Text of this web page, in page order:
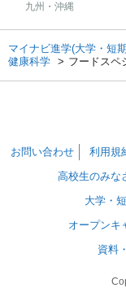
九州・沖縄
マイナビ進学(大学・短
健康科学
フードスペ
お問い合わせ 利用規
高校生のみな
大学・
オープンキ
資料